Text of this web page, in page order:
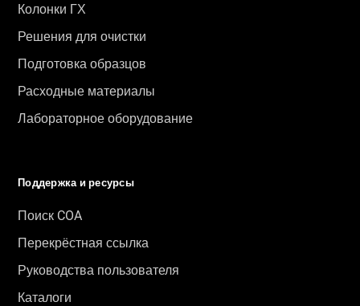
Колонки ГХ
Решения для очистки
Подготовка образцов
Расходные материалы
Лабораторное оборудование
Поддержка и ресурсы
Поиск COA
Перекрёстная ссылка
Руководства пользователя
Каталоги